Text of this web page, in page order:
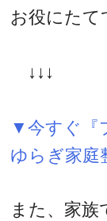
お役にたて
↓↓↓
▼今すぐ『
ゆらぎ家庭
また、家族